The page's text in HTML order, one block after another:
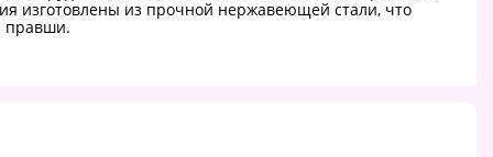
изготовлены из прочной нержавеющей стали, что
правши.